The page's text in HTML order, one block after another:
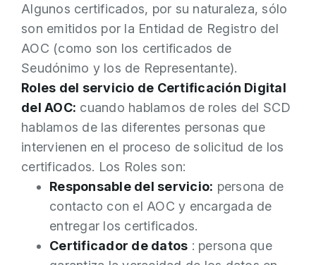
Algunos certificados, por su naturaleza, sólo
son emitidos por la Entidad de Registro del
AOC (como son los certificados de
Seudónimo y los de Representante).
Roles del servicio de Certificación Digital
del AOC: cuando hablamos de roles del SCD
hablamos de las diferentes personas que
intervienen en el proceso de solicitud de los
certificados. Los Roles son:
Responsable del servicio: persona de
contacto con el AOC y encargada de
entregar los certificados.
Certificador de datos : persona que